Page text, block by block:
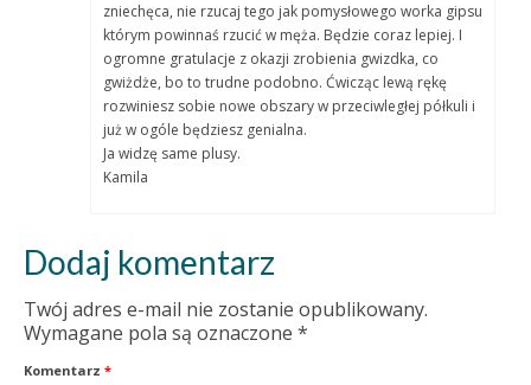
zniechęca, nie rzucaj tego jak pomysłowego worka gipsu
którym powinnaś rzucić w męża. Będzie coraz lepiej. I
ogromne gratulacje z okazji zrobienia gwizdka, co
gwiżdże, bo to trudne podobno. Ćwicząc lewą rękę
rozwiniesz sobie nowe obszary w przeciwległej półkuli i
już w ogóle będziesz genialna.
Ja widzę same plusy.
Kamila
Dodaj komentarz
Twój adres e-mail nie zostanie opublikowany.
Wymagane pola są oznaczone *
Komentarz *